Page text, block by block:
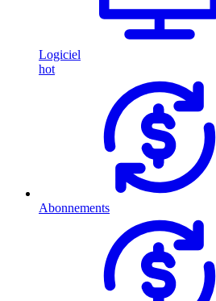
Logiciel
hot
Abonnements